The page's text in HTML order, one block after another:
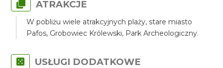
ATRAKCJE
W pobliżu wiele atrakcyjnych plaży, stare miasto
Pafos, Grobowiec Królewski, Park Archeologiczny.
USŁUGI DODATKOWE